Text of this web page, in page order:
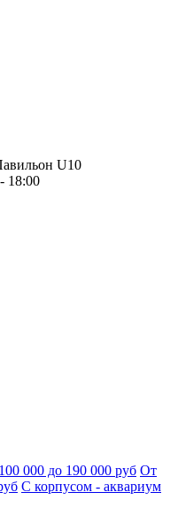
U10
18:00
000 до 190 000 руб От
С корпусом - аквариум